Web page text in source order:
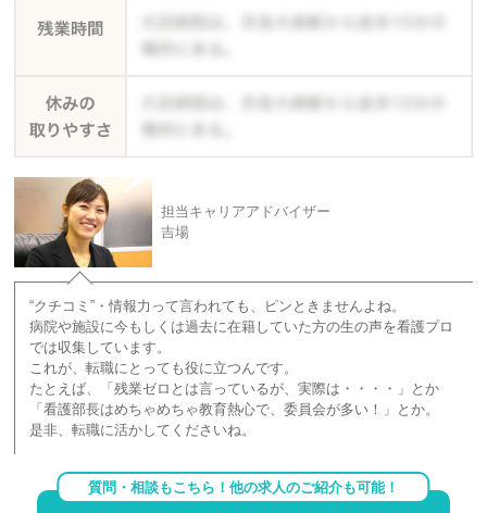
担当キャリアアドバイザー
吉場
“クチコミ”・情報力って言われても、ピンときませんよね。
病院や施設に今もしくは過去に在籍していた方の生の声を看護プロ
では収集しています。
これが、転職にとっても役に立つんです。
たとえば、「残業ゼロとは言っているが、実際は・・・・」とか
「看護部長はめちゃめちゃ教育熱心で、委員会が多い！」とか。
是非、転職に活かしてくださいね。
質問・相談もこちら！他の求人のご紹介も可能！